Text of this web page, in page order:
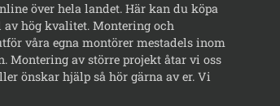
över hela landet. Här kan du köpa
hög kvalitet. Montering och
våra egna montörer mestadels inom
Montering av större projekt åtar vi oss
önskar hjälp så hör gärna av er. Vi